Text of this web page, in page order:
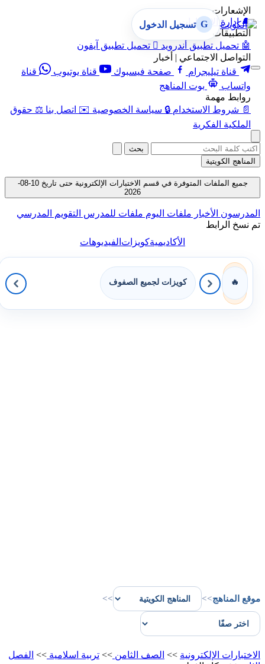
الإشعارات
🔔 إدارة الإشعارات
التطبيقات
🤖 تحميل تطبيق أندرويد  تحميل تطبيق آيفون
التواصل الاجتماعي | أخبار
قناة تيليجرام
صفحة فيسبوك قناة يوتيوب
قناة
واتساب
بوت المناهج
روابط مهمة
📄 شروط الاستخدام 🔒 سياسة الخصوصية ✉️ اتصل بنا ⚖️ حقوق
الملكية الفكرية
G تسجيل الدخول
بحث
المناهج الكويتية
جميع الملفات المتوفرة في قسم الاختبارات الإلكترونية حتى تاريخ 10-08-
2026
المدرسون الأخبار ملفات اليوم ملفات للمدرس التقويم المدرسي
تم نسخ الرابط
الأكاديميةكويزاتالفيديوهات
🔥 كويزات لجميع الصفوف
موقع المناهج>>
>>
الاختبارات الإلكترونية >> الصف الثامن >> تربية اسلامية >> الفصل